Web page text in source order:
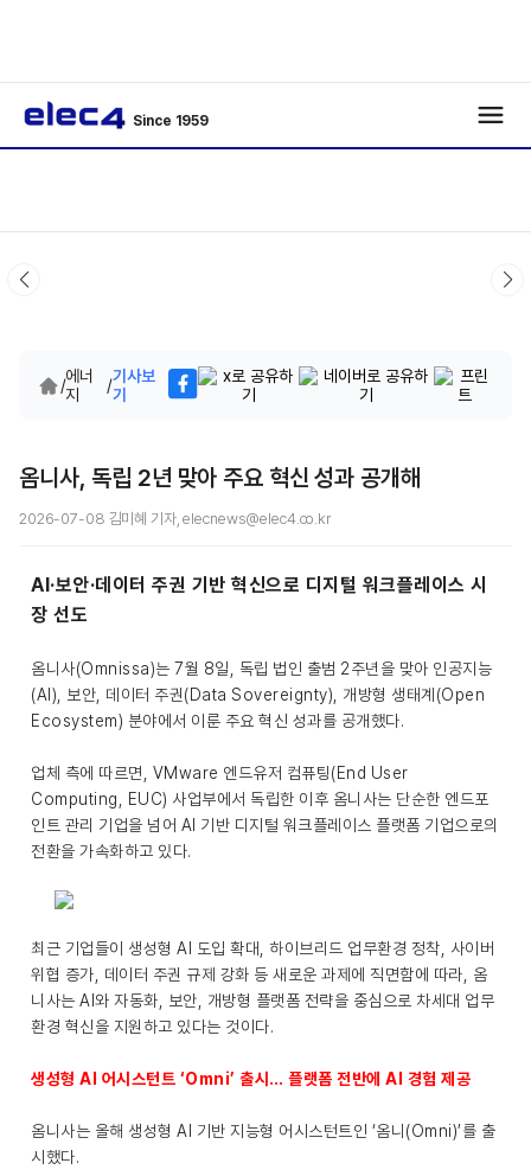
Since 1959
/에너
지
/기사보
기
옴니사, 독립 2년 맞아 주요 혁신 성과 공개해
2026-07-08 김미혜 기자, elecnews@elec4.co.kr
AI·보안·데이터 주권 기반 혁신으로 디지털 워크플레이스 시
장 선도
옴니사(Omnissa)는 7월 8일, 독립 법인 출범 2주년을 맞아 인공지능
(AI), 보안, 데이터 주권(Data Sovereignty), 개방형 생태계(Open
Ecosystem) 분야에서 이룬 주요 혁신 성과를 공개했다.
업체 측에 따르면, VMware 엔드유저 컴퓨팅(End User
Computing, EUC) 사업부에서 독립한 이후 옴니사는 단순한 엔드포
인트 관리 기업을 넘어 AI 기반 디지털 워크플레이스 플랫폼 기업으로의
전환을 가속화하고 있다.
최근 기업들이 생성형 AI 도입 확대, 하이브리드 업무환경 정착, 사이버
위협 증가, 데이터 주권 규제 강화 등 새로운 과제에 직면함에 따라, 옴
니사는 AI와 자동화, 보안, 개방형 플랫폼 전략을 중심으로 차세대 업무
환경 혁신을 지원하고 있다는 것이다.
생성형 AI 어시스턴트 ‘Omni’ 출시… 플랫폼 전반에 AI 경험 제공
옴니사는 올해 생성형 AI 기반 지능형 어시스턴트인 ‘옴니(Omni)’를 출
시했다.